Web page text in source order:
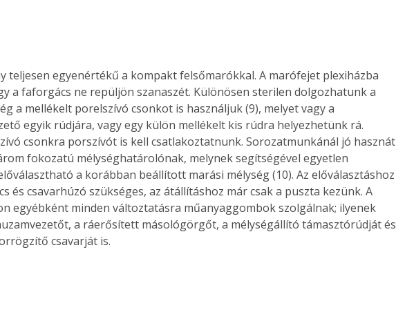
teljesen egyenértékű a kompakt felsőmarókkal. A marófejet plexiházba
a faforgács ne repüljön szanaszét. Különösen sterilen dolgozhatunk a
a mellékelt porelszívó csonkot is használjuk (9), melyet vagy a
egyik rúdjára, vagy egy külön mellékelt kis rúdra helyezhetünk rá.
csonkra porszívót is kell csatlakoztatnunk. Sorozatmunkánál jó hasznát
fokozatú mélységhatárolónak, melynek segítségével egyetlen
a korábban beállított marási mélység (10). Az előválasztáshoz
és csavarhúzó szükséges, az átállításhoz már csak a puszta kezünk. A
egyébként minden változtatásra műanyaggombok szolgálnak; ilyenek
a ráerősített másológörgőt, a mélységállító támasztórúdját és
csavarját is.